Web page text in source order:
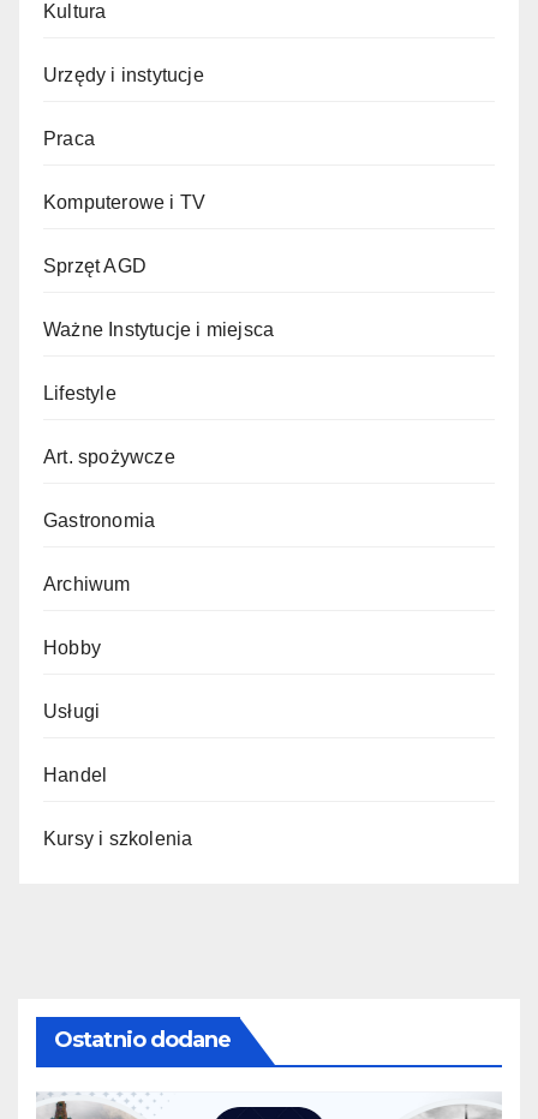
Kultura
Urzędy i instytucje
Praca
Komputerowe i TV
Sprzęt AGD
Ważne Instytucje i miejsca
Lifestyle
Art. spożywcze
Gastronomia
Archiwum
Hobby
Usługi
Handel
Kursy i szkolenia
Ostatnio dodane